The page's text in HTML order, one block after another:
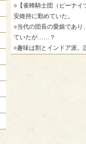
○【雀蜂騎士団（ビーナイ
安維持に勤めていた。
○当代の団長の愛娘であり
ていたが……？
○趣味は割とインドア派。